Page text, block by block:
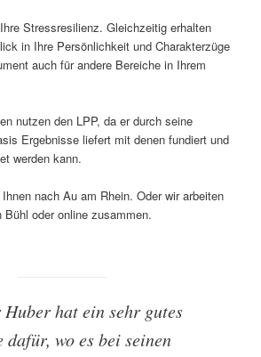
Stressresilienz. Gleichzeitig erhalten
in Ihre Persönlichkeit und Charakterzüge
auch für andere Bereiche in Ihrem
nutzen den LPP, da er durch seine
Ergebnisse liefert mit denen fundiert und
werden kann.
nach Au am Rhein. Oder wir arbeiten
Bühl oder online zusammen.
hat ein sehr gutes
dafür, wo es bei seinen